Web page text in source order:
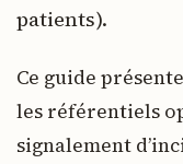
patients).
Ce guide
les référentiels
signalement